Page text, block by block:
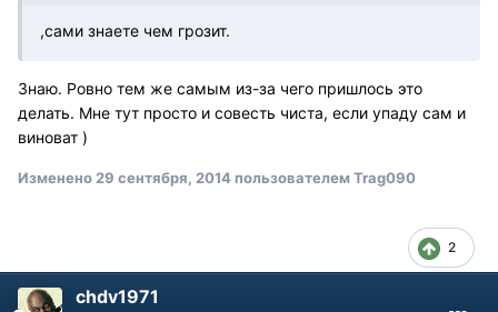
,сами знаете чем грозит.
Знаю. Ровно тем же самым из-за чего пришлось это
делать. Мне тут просто и совесть чиста, если упаду сам и
виноват )
Изменено29 сентября, 2014пользователем Trag090
2
chdv1971